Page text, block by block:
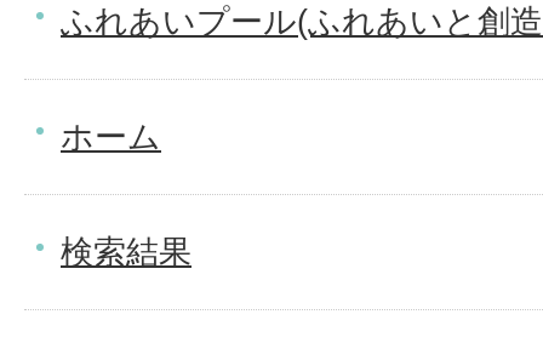
ふれあいプール(ふれあいと創
ホーム
検索結果